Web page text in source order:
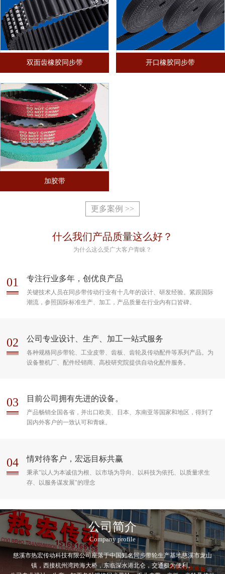
双面齿橡胶同步带 开口橡胶同步带
加胶带
更多案例 >>
什么我们产品质量这么好？
为什么这么受广大客户青睐？
01 专注行业多年，创优良产品
关键技术人员在同步带传动行业有十几年的设计、研发经验。紧跟国际
潮流，参照国际标准生产、加工，产品质量在行业内有口皆碑。
02 公司专业设计、生产、加工一站式服务
各种规格同步带轮、工业皮带、齿板、齿轮及传动配件等系列产品。为
设备整机厂、配件经销商、高校研究院提供自动化配件服务。
03 目前公司拥有先进的设备。
产品畅销全国各省，并出口欧美、日本、东南亚等国家和地区，得到了
国内外客户的一致认可和青睐。
04 情对待客户，宏远目标共赢
秉承"以人为本诚信为根、以市场为导向、以科技为依托、以质量求生
存、以服务谋发展"的理念
公司简介
Company profile
慈溪市热宏传动科技有限公司座落于中国知名同步带轮生产基地慈溪市龙山
镇，西接杭州湾跨海大桥，东临深水港北仑，交通极为便利。